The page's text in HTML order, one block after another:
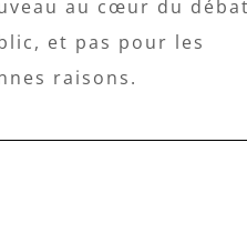
au cœur du débat
et pas pour les
raisons.